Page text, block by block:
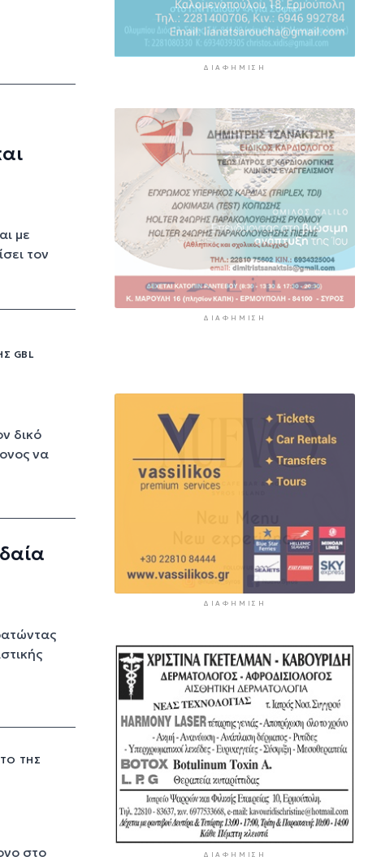
με
τον
GBL
δικό
να
ΤΗΣ
στο
8χρονος τραυματίστηκε στο
κεφάλι μετά από βουτιά σε
παραλία της Χαλκιδικής
4 ώρες 41 λεπτά πρίν
Αυγούστου – Πάνω από 56.000
επιβάτες αναχωρούν σήμερα
από τα λιμάνια της Αττικής
5 ώρες 16 λεπτά πρίν
ΔΙΑΦΉΜΙΣΗ
ΔΙΑΦΉΜΙΣΗ
ΔΙΑΦΉΜΙΣΗ
ΔΙΑΦΉΜΙΣΗ